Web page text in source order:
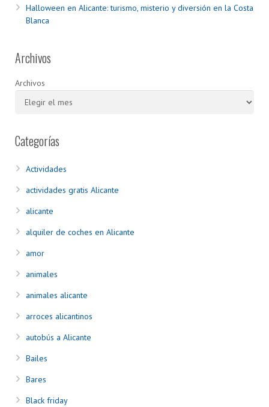
Halloween en Alicante: turismo, misterio y diversión en la Costa
Blanca
Archivos
Archivos
Categorías
Actividades
actividades gratis Alicante
alicante
alquiler de coches en Alicante
amor
animales
animales alicante
arroces alicantinos
autobús a Alicante
Bailes
Bares
Black friday